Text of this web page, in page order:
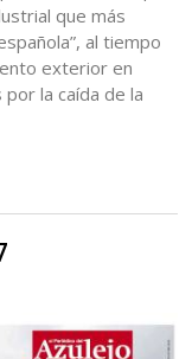
que más
al tiempo
exterior en
la caída de la